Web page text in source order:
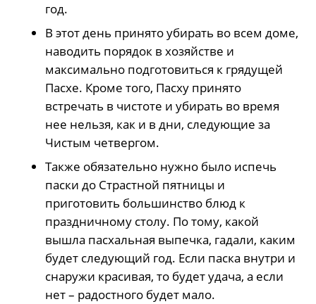
год.
В этот день принято убирать во всем доме,
наводить порядок в хозяйстве и
максимально подготовиться к грядущей
Пасхе. Кроме того, Пасху принято
встречать в чистоте и убирать во время
нее нельзя, как и в дни, следующие за
Чистым четвергом.
Также обязательно нужно было испечь
паски до Страстной пятницы и
приготовить большинство блюд к
праздничному столу. По тому, какой
вышла пасхальная выпечка, гадали, каким
будет следующий год. Если паска внутри и
снаружи красивая, то будет удача, а если
нет – радостного будет мало.